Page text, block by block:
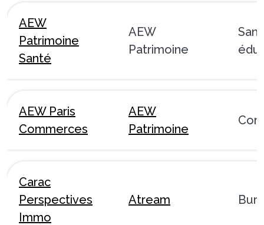
AEW
Patrimoine
Santé
AEW
Patrimoine
AEW Paris
Commerces
AEW
Patrimoine
Carac
Perspectives
Immo
Atream